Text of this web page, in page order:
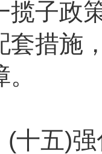
揽子政
套措施
五)强化